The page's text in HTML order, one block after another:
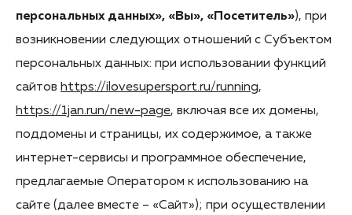
персональных данных», «Вы», «Посетитель»), при
возникновении следующих отношений с Субъектом
персональных данных: при использовании функций
сайтов https://ilovesupersport.ru/running,
https://1jan.run/new-page, включая все их домены,
поддомены и страницы, их содержимое, а также
интернет-сервисы и программное обеспечение,
предлагаемые Оператором к использованию на
сайте (далее вместе – «Сайт»); при осуществлении